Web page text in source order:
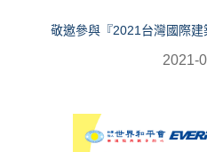
敬邀參與『2021台灣國際建
2021-